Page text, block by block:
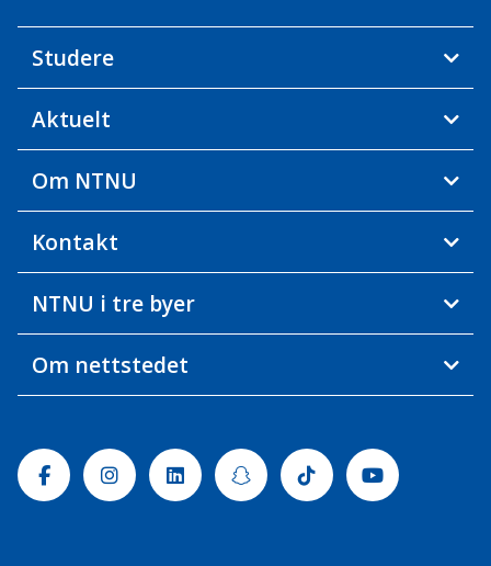
Studere
Aktuelt
Om NTNU
Kontakt
NTNU i tre byer
Om nettstedet
FacebookInstagramLinkedinSnapchatTiktok Youtube